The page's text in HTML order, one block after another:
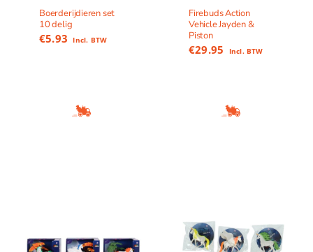
Boerderijdieren set
10 delig
€5.93 Incl. BTW
Firebuds Action
Vehicle Jayden &
Piston
€29.95 Incl. BTW